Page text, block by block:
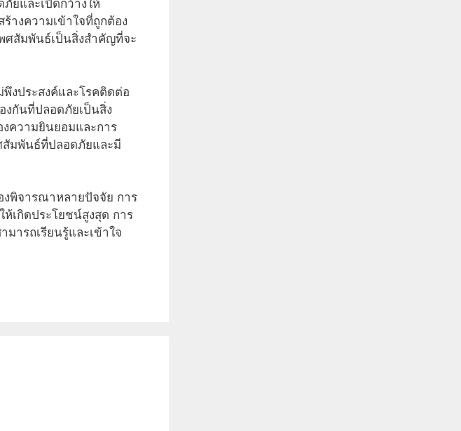
ยและเปิดกว้างให้
างความเข้าใจที่ถูกต้อง
ศสัมพันธ์เป็นสิ่งสำคัญที่จะ
งประสงค์และโรคติดต่อ
งกันที่ปลอดภัยเป็นสิ่ง
ความยินยอมและการ
สัมพันธ์ที่ปลอดภัยและมี
งพิจารณาหลายปัจจัย การ
ห้เกิดประโยชน์สูงสุด การ
ารถเรียนรู้และเข้าใจ